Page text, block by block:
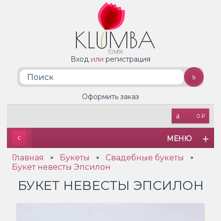
Вход или регистрация
0 ₽
Оформить заказ
МЕНЮ
Главная » Букеты » Свадебные букеты »
Букет невесты Эпсилон
БУКЕТ НЕВЕСТЫ ЭПСИЛОН